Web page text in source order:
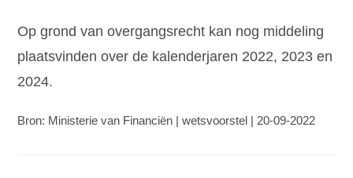
Op grond van overgangsrecht kan nog middeling
plaatsvinden over de kalenderjaren 2022, 2023 en
2024.
Bron: Ministerie van Financiën | wetsvoorstel | 20-09-2022